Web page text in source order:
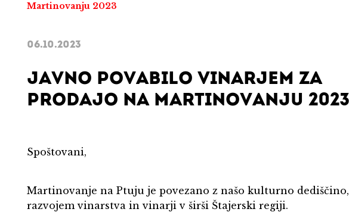
Martinovanju 2023
06.10.2023
JAVNO POVABILO VINARJEM ZA
PRODAJO NA MARTINOVANJU 2023
Spoštovani,
Martinovanje na Ptuju je povezano z našo kulturno dediščino,
razvojem vinarstva in vinarji v širši Štajerski regiji.